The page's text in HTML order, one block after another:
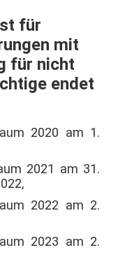
für
mit
für nicht
endet
2020 am 1.
2021 am 31.
2022 am 2.
2023 am 2.